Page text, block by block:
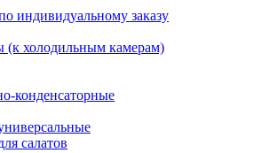
индивидуальному заказу
(к холодильным камерам)
конденсаторные
салатов